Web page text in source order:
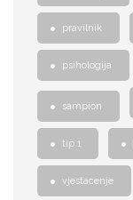
pravilnik
psihologija
sampion
tip 1
vjestacenje